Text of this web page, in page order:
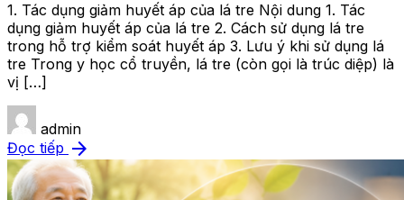
1. Tác dụng giảm huyết áp của lá tre Nội dung 1. Tác
dụng giảm huyết áp của lá tre 2. Cách sử dụng lá tre
trong hỗ trợ kiểm soát huyết áp 3. Lưu ý khi sử dụng lá
tre Trong y học cổ truyền, lá tre (còn gọi là trúc diệp) là
vị […]
admin
Đọc tiếp arrow_forward